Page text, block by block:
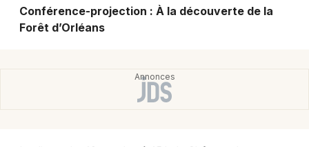
Foires & salons
Montpellier
Conférence-projection : À la découverte de la
Forêt d’Orléans